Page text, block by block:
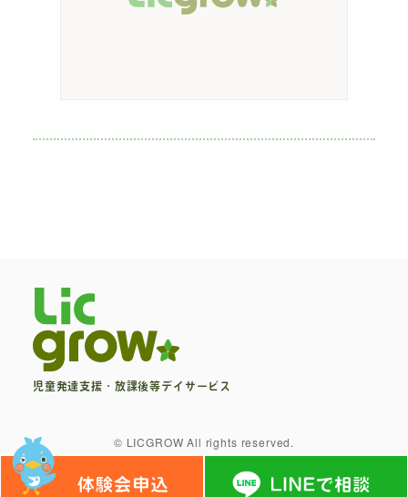
児童発達支援・放課後等デイサービス
© LICGROW All rights reserved.